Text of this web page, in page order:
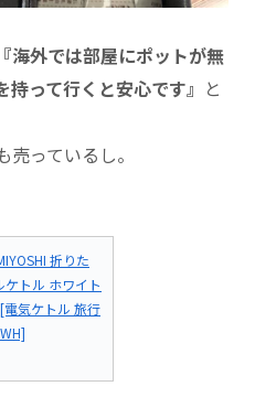
『海外では部屋にポットが無
って行くと安心です』 と
っているし。
折りた
トル ホワイト
電気ケトル 旅行